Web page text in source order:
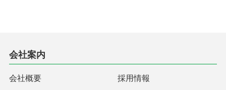
会社案内
会社概要 採用情報